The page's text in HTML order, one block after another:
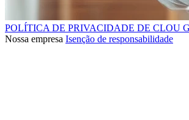
POLÍTICA DE PRIVACIDADE DE CLOU
Nossa empresa Isenção de responsabilidade